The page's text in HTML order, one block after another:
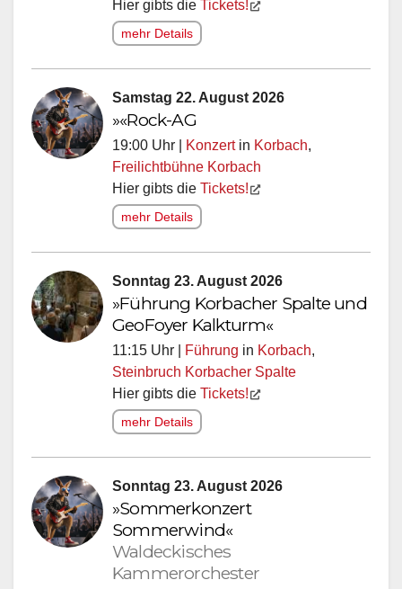
Hier gibts die Tickets!
mehr Details
Samstag 22. August 2026
»«Rock-AG
19:00 Uhr | Konzertin Korbach,
Freilichtbühne Korbach
Hier gibts die Tickets!
mehr Details
Sonntag 23. August 2026
»Führung Korbacher Spalte und
GeoFoyer Kalkturm«
11:15 Uhr | Führung in Korbach,
Steinbruch Korbacher Spalte
Hier gibts die Tickets!
mehr Details
Sonntag 23. August 2026
»Sommerkonzert
Sommerwind«
Waldeckisches
Kammerorchester